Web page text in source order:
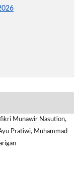
Munawir Nasution,
Pratiwi, Muhammad